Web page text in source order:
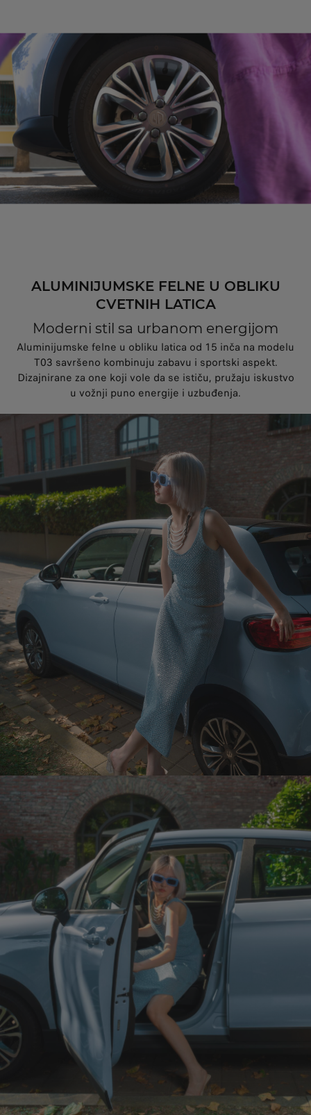
ALUMINIJUMSKE FELNE U OBLIKU
CVETNIH LATICA
Moderni stil sa urbanom energijom
Aluminijumske felne u obliku latica od 15 inča na modelu
T03 savršeno kombinuju zabavu i sportski aspekt.
Dizajnirane za one koji vole da se ističu, pružaju iskustvo
u vožnji puno energije i uzbuđenja.